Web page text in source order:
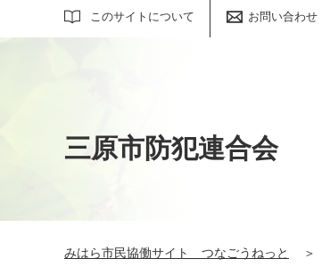
このサイトについて お問い合わせ
サイト内検索
三原市防犯連合会
みはら市民協働サイト つなごうねっと ＞